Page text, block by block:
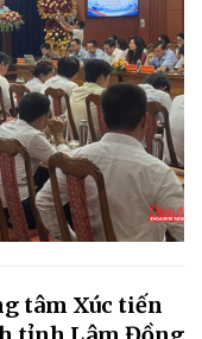
tâm Xúc tiến